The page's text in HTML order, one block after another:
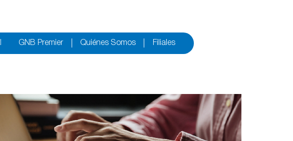
GNB Premier Quiénes Somos Filiales